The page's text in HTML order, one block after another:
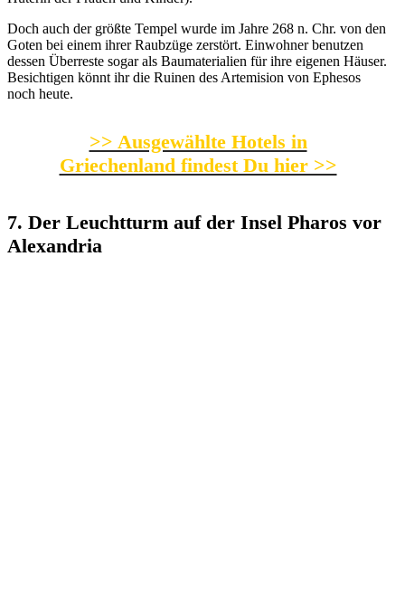
Doch auch der größte Tempel wurde im Jahre 268 n. Chr. von den
Goten bei einem ihrer Raubzüge zerstört. Einwohner benutzen
dessen Überreste sogar als Baumaterialien für ihre eigenen Häuser.
Besichtigen könnt ihr die Ruinen des Artemision von Ephesos
noch heute.
>> Ausgewählte Hotels in
Griechenland findest Du hier >>
7. Der Leuchtturm auf der Insel Pharos vor
Alexandria